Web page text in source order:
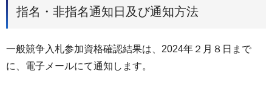
指名・非指名通知日及び通知方法
一般競争入札参加資格確認結果は、2024年２月８日まで
に、電子メールにて通知します。